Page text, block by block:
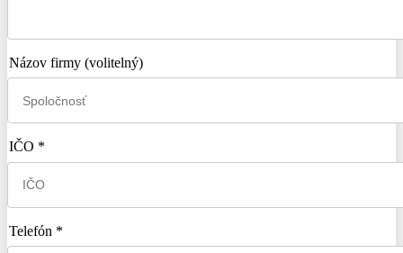
Názov firmy (volitelný)
IČO *
Telefón *